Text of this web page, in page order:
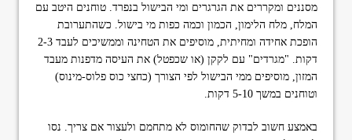
מסננים ומקררים את הגרגרים ומי הבישול בנפרד. טוחנים היטב עם
המלח, מלח הלימון, הכמון וכמה כפות מי בישול. כשהתערובת
הופכת אחידה ומחיתית, מוסיפים את הטחינה וממשיכים לעבד 2-3
דקות. "מגרדים" עם לקקן (או שכפטל) את העיסה מדפנות מעבד
המזון, מוסיפים ממי הבישול לפי הצורך (כחצי כוס פלוס-מינוס)
וטוחנים במשך 5-10 דקות.
באמצע חשוב לבדוק שהחומוס לא מתחמם ולעצור אם צריך. נסו